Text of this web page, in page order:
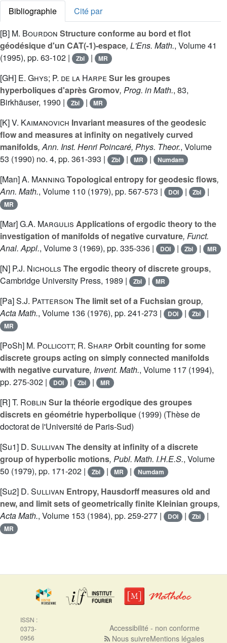
Bibliographie
Cité par
[B] M. Bourdon Structure conforme au bord et flot
géodésique d'un CAT(-1)-espace, L'Ens. Math., Volume 41
(1995), pp. 63-102 |
Zbl | MR
[GH] E. Ghys; P. de la Harpe Sur les groupes
hyperboliques d'après Gromov, Prog. in Math., 83,
Birkhäuser, 1990 |
Zbl | MR
[K]V. Kaimanovich Invariant measures of the geodesic
flow and measures at infinity on negatively curved
manifolds, Ann. Inst. Henri Poincaré, Phys. Theor., Volume
53 (1990) no. 4, pp. 361-393 | Zbl | MR | Numdam
[Man]A. Manning Topological entropy for geodesic flows,
Ann. Math., Volume 110 (1979), pp. 567-573 | DOI | Zbl |
MR
[Mar]G.A. Margulis Applications of ergodic theory to the
investigation of manifolds of negative curvature, Funct.
Anal. Appl., Volume 3 (1969), pp. 335-336 | DOI | Zbl | MR
[N] P.J. Nicholls The ergodic theory of discrete groups,
Cambridge University Press, 1989 |
Zbl | MR
[Pa]S.J. Patterson The limit set of a Fuchsian group,
Acta Math., Volume 136 (1976), pp. 241-273 | DOI | Zbl |
MR
[PoSh] M. Pollicott; R. Sharp Orbit counting for some
discrete groups acting on simply connected manifolds
with negative curvature, Invent. Math., Volume 117 (1994),
pp. 275-302 |
DOI | Zbl | MR
[R]T. Roblin Sur la théorie ergodique des groupes
discrets en géométrie hyperbolique (1999) (Thèse de
doctorat de l'Université de Paris-Sud)
[Su1] D. Sullivan The density at infinity of a discrete
group of hyperbolic motions, Publ. Math. I.H.E.S., Volume
50 (1979), pp. 171-202 | Zbl | MR | Numdam
[Su2] D. Sullivan Entropy, Hausdorff measures old and
new, and limit sets of geometrically finite Kleinian groups,
Acta Math., Volume 153 (1984), pp. 259-277 | DOI | Zbl |
MR
ISSN :
0373-
0956
Accessibilité - non conforme
Nous suivreMentions légales